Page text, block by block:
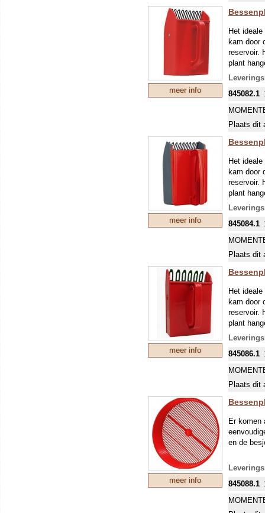
meer info
Het
kam door
reservoir.
plant
Kunststof
flexibel.
845082.1
Plaats dit
meer info
Het
kam door
reservoir.
plant
Kunststof
minder
het
aan een
845084.1
Plaats dit
meer info
Het
kam door
reservoir.
plant
Jong
845086.1
Plaats dit
meer info
Er komen
en de
845088.1